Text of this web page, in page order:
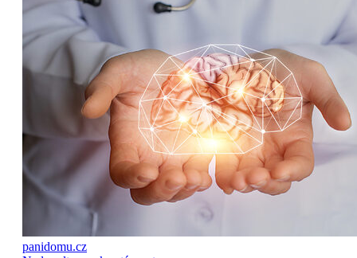
panidomu.cz